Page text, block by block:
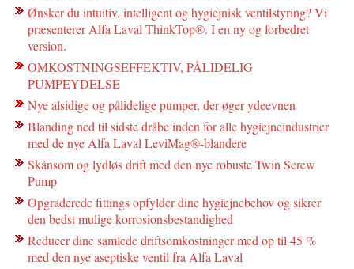
Ønsker du intuitiv, intelligent og hygiejnisk ventilstyring? Vi
præsenterer Alfa Laval ThinkTop®. I en ny og forbedret
version.
OMKOSTNINGSEFFEKTIV, PÅLIDELIG
PUMPEYDELSE
Nye alsidige og pålidelige pumper, der øger ydeevnen
Blanding ned til sidste dråbe inden for alle hygiejneindustrier
med de nye Alfa Laval LeviMag®-blandere
Skånsom og lydløs drift med den nye robuste Twin Screw
Pump
Opgraderede fittings opfylder dine hygiejnebehov og sikrer
den bedst mulige korrosionsbestandighed
Reducer dine samlede driftsomkostninger med op til 45 %
med den nye aseptiske ventil fra Alfa Laval